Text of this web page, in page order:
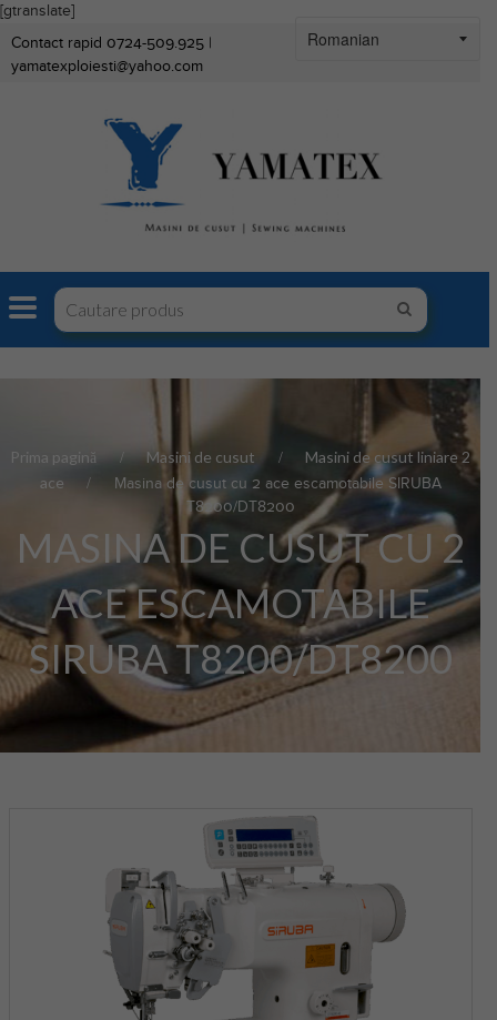
[gtranslate]
Contact rapid 0724-509.925 |
yamatexploiesti@yahoo.com
Prima pagină Masini de cusut
Masini de cusut liniare 2
ace
Masina de cusut cu 2 ace escamotabile SIRUBA
T8200/DT8200
MASINA DE CUSUT CU 2
ACE ESCAMOTABILE
SIRUBA T8200/DT8200